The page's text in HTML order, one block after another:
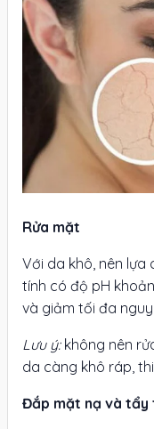
Rửa mặt
Với da khô, nên
tính có độ pH
và giảm tối đa
Lưu ý:không nên
da càng khô ráp,
Đắp mặt nạ và tẩy